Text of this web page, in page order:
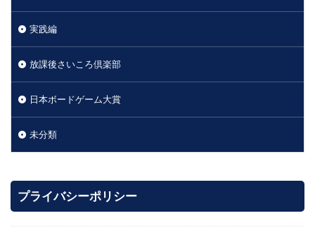
実践編
放課後さいころ倶楽部
日本ボードゲーム大賞
未分類
プライバシーポリシー